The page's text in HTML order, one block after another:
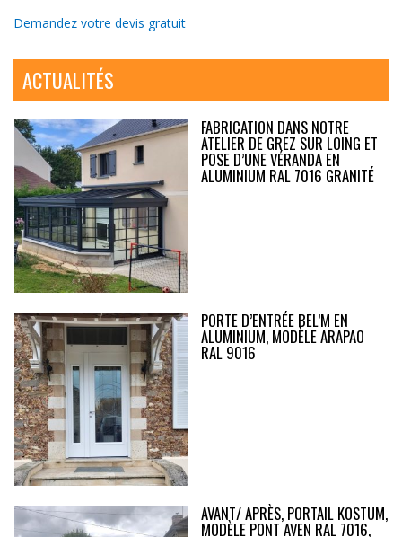
Demandez votre devis gratuit
ACTUALITÉS
FABRICATION DANS NOTRE
ATELIER DE GREZ SUR LOING ET
POSE D’UNE VÉRANDA EN
ALUMINIUM RAL 7016 GRANITÉ
PORTE D’ENTRÉE BEL’M EN
ALUMINIUM, MODÈLE ARAPAO
RAL 9016
AVANT/ APRÈS, PORTAIL KOSTUM,
MODÈLE PONT AVEN RAL 7016,